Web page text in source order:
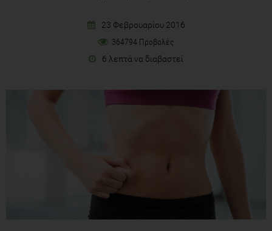
23 Φεβρουαρίου 2016
364794 Προβολές
6 λεπτά να διαβαστεί